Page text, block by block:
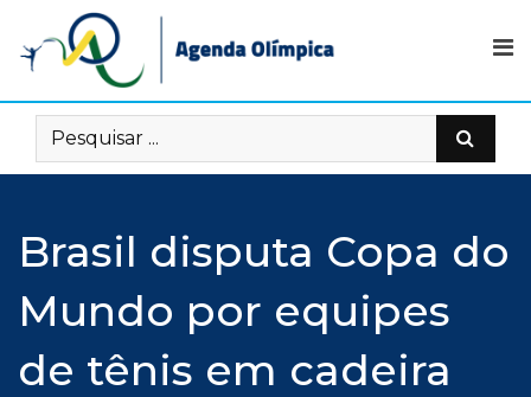
content
Brasil disputa Copa do
Mundo por equipes
de tênis em cadeira